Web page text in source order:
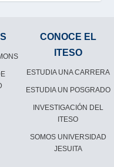
CONOCE EL
ITESO
ESTUDIA UNA CARRERA
ESTUDIA UN POSGRADO
INVESTIGACIÓN DEL
ITESO
SOMOS UNIVERSIDAD
JESUITA